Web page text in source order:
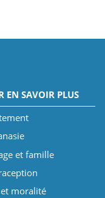
EN SAVOIR PLUS
et famille
moralité